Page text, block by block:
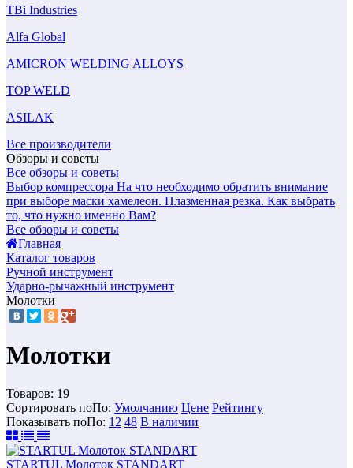
TBi Industries
Alfa Global
AMICRON WELDING ALLOYS
TOP WELD
ASILAK
Все производители
Обзоры и советы
Все обзоры и советы
Выбор компрессора На что необходимо обратить внимание
при выборе маски хамелеон. Плазменная резка. Как выбрать
то, что нужно именно Вам?
Все обзоры и советы
Главная
Каталог товаров
Ручной инструмент
Ударно-рычажный инструмент
Молотки
Молотки
Товаров: 19
Сортировать поПо: Умолчанию Цене Рейтингу
Показывать поПо: 12 48 В наличии
STARTUL Молоток STANDART